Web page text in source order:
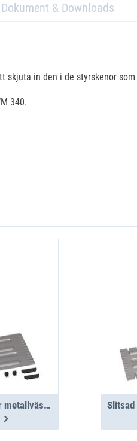
Dokument & Downloads
in den i de styrskenor
340.
Avdelare 262x127 för metallväska WM 340/341